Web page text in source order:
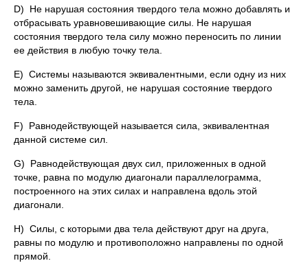
D) Не нарушая состояния твердого тела можно добавлять и
отбрасывать уравновешивающие силы. Не нарушая
состояния твердого тела силу можно переносить по линии
ее действия в любую точку тела.
E) Системы называются эквивалентными, если одну из них
можно заменить другой, не нарушая состояние твердого
тела.
F) Равнодействующей называется сила, эквивалентная
данной системе сил.
G) Равнодействующая двух сил, приложенных в одной
точке, равна по модулю диагонали параллелограмма,
построенного на этих силах и направлена вдоль этой
диагонали.
H) Силы, с которыми два тела действуют друг на друга,
равны по модулю и противоположно направлены по одной
прямой.